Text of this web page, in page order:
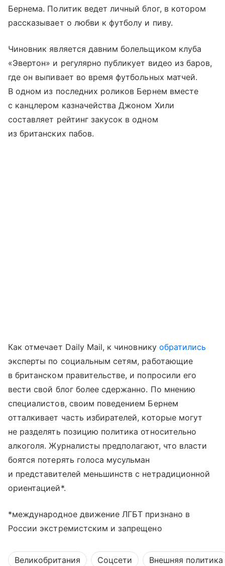
Бернема. Политик ведет личный блог, в котором
рассказывает о любви к футболу и пиву.
Чиновник является давним болельщиком клуба
«Эвертон» и регулярно публикует видео из баров,
где он выпивает во время футбольных матчей.
В одном из последних роликов Бернем вместе
с канцлером казначейства Джоном Хили
составляет рейтинг закусок в одном
из британских пабов.
Как отмечает Daily Mail, к чиновнику обратились
эксперты по социальным сетям, работающие
в британском правительстве, и попросили его
вести свой блог более сдержанно. По мнению
специалистов, своим поведением Бернем
отталкивает часть избирателей, которые могут
не разделять позицию политика относительно
алкоголя. Журналисты предполагают, что власти
боятся потерять голоса мусульман
и представителей меньшинств с нетрадиционной
ориентацией*.
*международное движение ЛГБТ признано в
России экстремистским и запрещено
Великобритания Соцсети Внешняя политика